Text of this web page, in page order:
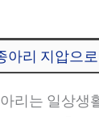
아리 지압으
리는 일상생